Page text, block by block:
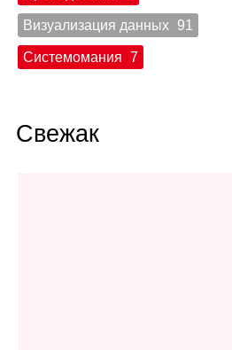
Визуализация данных 91
Системомания 7
Свежак